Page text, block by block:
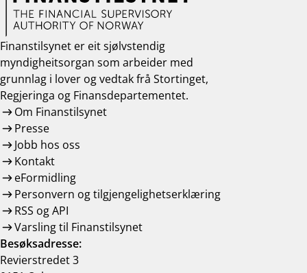
Finanstilsynet er eit sjølvstendig
myndigheitsorgan som arbeider med
grunnlag i lover og vedtak frå Stortinget,
Regjeringa og Finansdepartementet.
Om Finanstilsynet
Presse
Jobb hos oss
Kontakt
eFormidling
Personvern og tilgjengelighetserklæring
RSS og API
Varsling til Finanstilsynet
Besøksadresse:
Revierstredet 3